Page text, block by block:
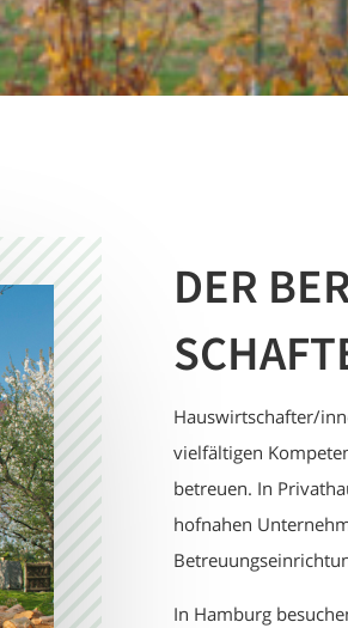
DER
Hauswirtschafter/
vielfältigen
betreuen. In
hofnahen
In Hamburg